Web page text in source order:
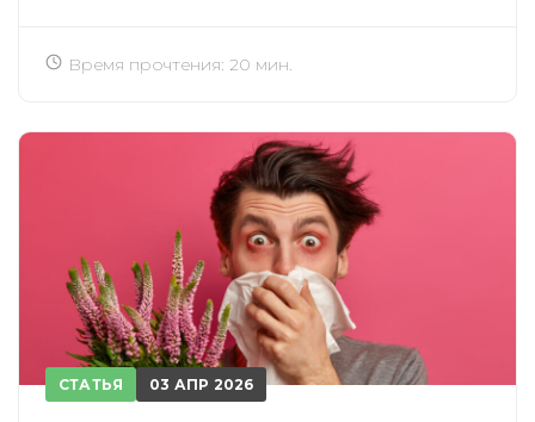
Время прочтения: 20 мин.
СТАТЬЯ 03 АПР 2026